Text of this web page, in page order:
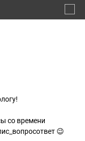
со времени
😉